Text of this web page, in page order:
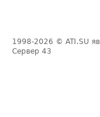
1998-2026 © ATI.SU
Сервер 43